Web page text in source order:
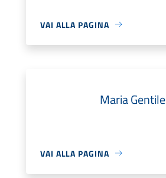
VAI ALLA PAGINA
Maria Gentile
VAI ALLA PAGINA